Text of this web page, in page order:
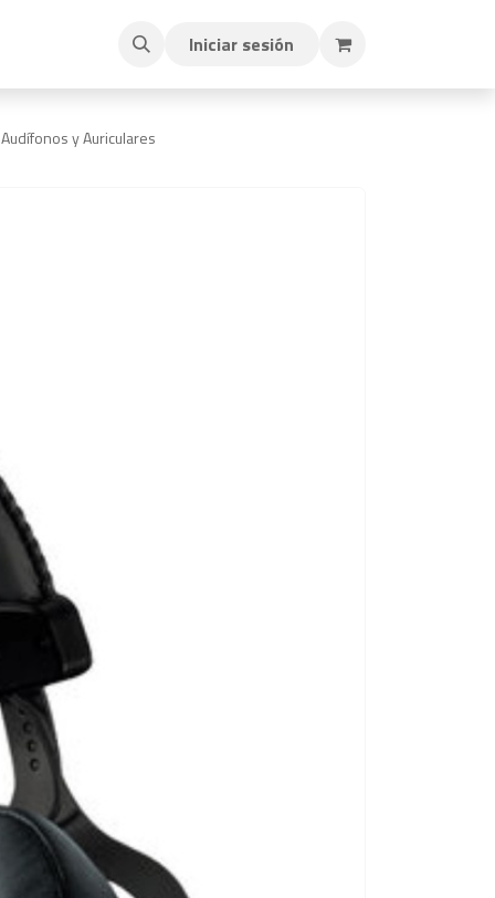
Iniciar sesión
y Auriculares